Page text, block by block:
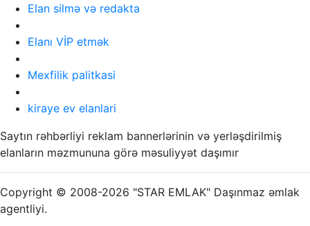
Elan silmə və redakta
Elanı VİP etmək
Mexfilik palitkasi
kiraye ev elanlari
Saytın rəhbərliyi reklam bannerlərinin və yerləşdirilmiş
elanların məzmununa görə məsuliyyət daşımır
Copyright © 2008-2026 "STAR EMLAK" Daşınmaz əmlak
agentliyi.